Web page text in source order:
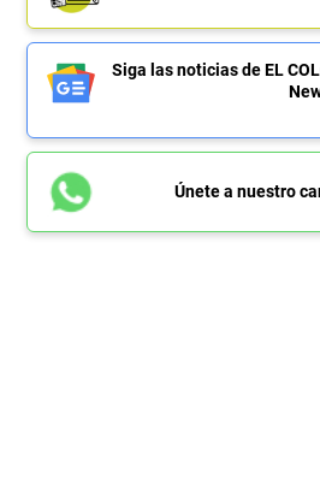
Siga las noticias de EL
Únete a nuestro